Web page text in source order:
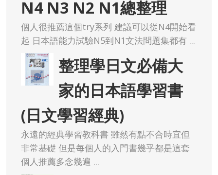
N4 N3 N2 N1總整理
個人很推薦這個try系列 建議可以從N4開始看
起 日本語能力試驗N5到N1文法問題集都有 ...
整理學日文必備大
家的日本語學習書
(日文學習經典)
永遠的經典學習教科書 雖然有點不合時宜但
非常基礎 但是每個人的入門書幾乎都是這套
個人推薦多念幾遍 ...